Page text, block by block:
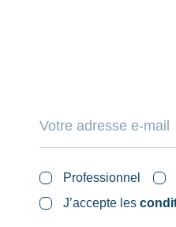
Professionnel
J’accepte les